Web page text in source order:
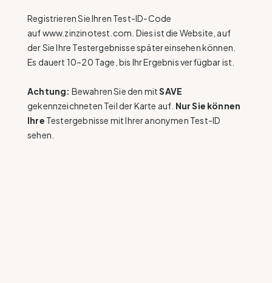
Registrieren Sie Ihren Test-ID-Code
aufwww.zinzinotest.com . Dies ist die Website, auf
der Sie Ihre Testergebnisse später einsehen können.
Es dauert 10–20 Tage, bis Ihr Ergebnis verfügbar ist.
Achtung: Bewahren Sie den mitSAVE
gekennzeichneten Teil der Karte auf. NurSie können
Ihre Testergebnisse mit Ihrer anonymen Test-ID
sehen.